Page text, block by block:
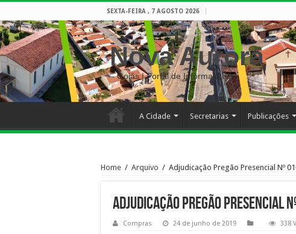
SEXTA-FEIRA , 7 AGOSTO 2026
Nova Aurora
– Goiás | Portal de Informações
A Cidade Secretarias Publicações
Home / Arquivo / Adjudicação Pregão Presencial Nº
Adjudicação Pregão Presencial
Compras 24 de junho de 2019 338